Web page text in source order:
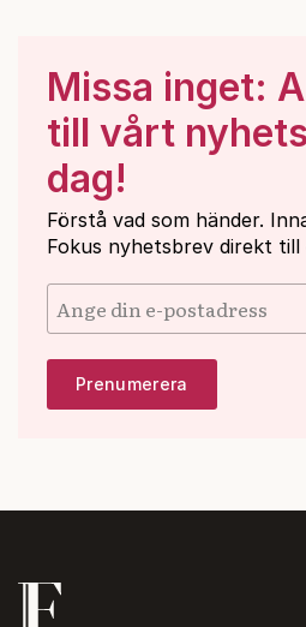
Missa inget:
till vårt
dag!
Förstå vad som händer.
Fokus nyhetsbrev direkt till